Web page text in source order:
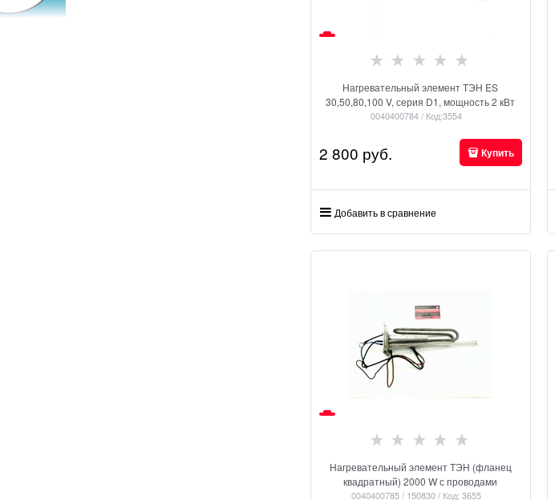
Нагревательный элемент ТЭН ES
30,50,80,100 V, серия D1, мощность 2 кВт
0040400784 / Код:3554
2 800 руб. Купить
Добавить в сравнение
Нагревательный элемент ТЭН (фланец
квадратный) 2000 W с проводами
0040400785 / 150830 / Код: 3655